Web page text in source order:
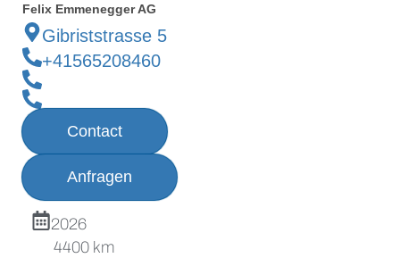
Felix Emmenegger AG
Gibriststrasse 5
+41565208460
Contact
Anfragen
2026
4400 km